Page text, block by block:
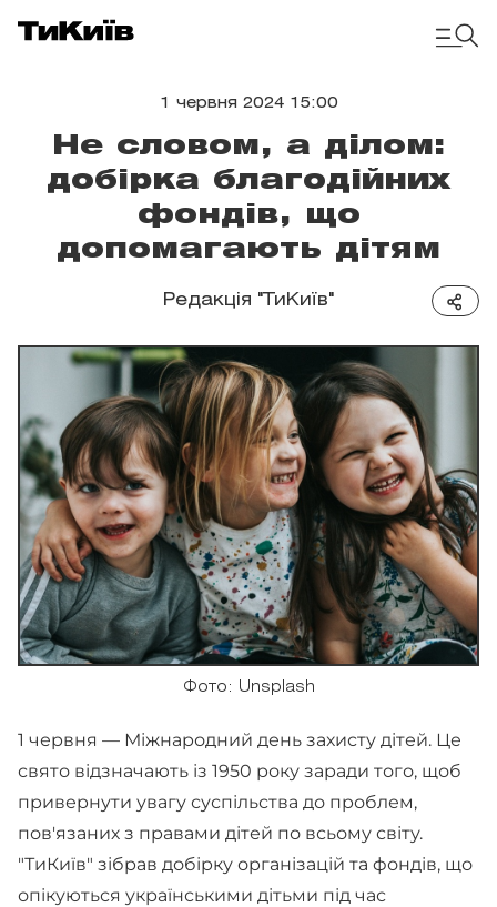
1 червня 2024 15:00
Не словом, а ділом:
добірка благодійних
фондів, що
допомагають дітям
Редакція "ТиКиїв"
Фото: Unsplash
1 червня — Міжнародний день захисту дітей. Це
свято відзначають із 1950 року заради того, щоб
привернути увагу суспільства до проблем,
пов'язаних з правами дітей по всьому світу.
"ТиКиїв" зібрав добірку організацій та фондів, що
опікуються українськими дітьми під час